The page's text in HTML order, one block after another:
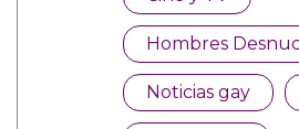
Hombres
Noticias gay